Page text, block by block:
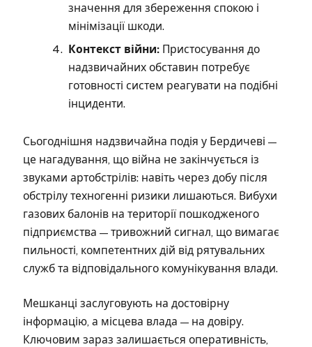
значення для збереження спокою і
мінімізації шкоди.
Контекст війни: Пристосування до
надзвичайних обставин потребує
готовності систем реагувати на подібні
інциденти.
Сьогоднішня надзвичайна подія у Бердичеві —
це нагадування, що війна не закінчується із
звуками артобстрілів: навіть через добу після
обстрілу техногенні ризики лишаються. Вибухи
газових балонів на території пошкодженого
підприємства — тривожний сигнал, що вимагає
пильності, компетентних дій від рятувальних
служб та відповідального комунікування влади.
Мешканці заслуговують на достовірну
інформацію, а місцева влада — на довіру.
Ключовим зараз залишається оперативність,